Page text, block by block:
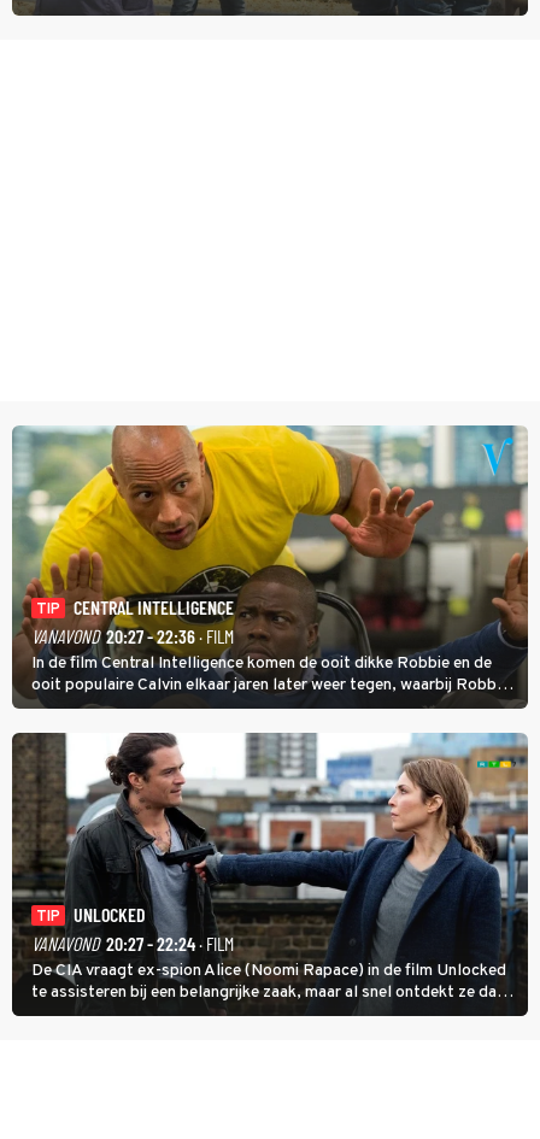
homoseksuele woonwagenbewoner had gebroken met zijn familie
TIP
CENTRAL INTELLIGENCE
VANAVOND 20:27 - 22:36· FILM
In de film Central Intelligence komen de ooit dikke Robbie en de
ooit populaire Calvin elkaar jaren later weer tegen, waarbij Robbie,
inmiddels supergespierd en werkzaam voor de CIA, Calvins hulp
goed kan gebruiken.
TIP
UNLOCKED
VANAVOND 20:27 - 22:24· FILM
De CIA vraagt ex-spion Alice (Noomi Rapace) in de film Unlocked
te assisteren bij een belangrijke zaak, maar al snel ontdekt ze dat
degene die haar aanstelde kwade bedoelingen heeft.